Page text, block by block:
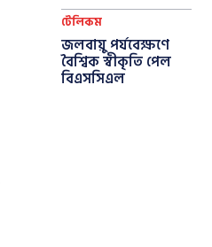
টেলিকম
জলবায়ু পর্যবেক্ষণে
বৈশ্বিক স্বীকৃতি পেল
বিএসসিএল